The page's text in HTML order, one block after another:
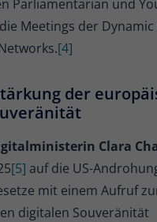
Parliamentarian und
Meetings der
[4]
der
Clara
[5] auf die US-
mit einem Aufruf
digitalen Souveränität